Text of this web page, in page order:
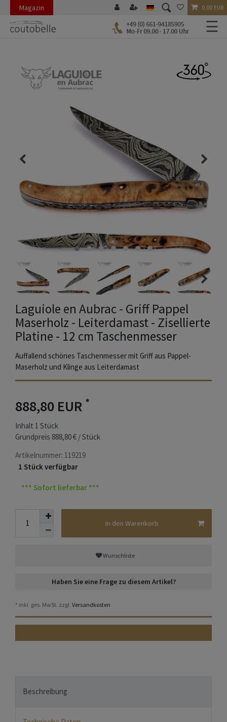
Magazin 0,00 EUR
☰
Laguiole en Aubrac - Griff Pappel
Maserholz - Leiterdamast - Zisellierte
Platine - 12 cm Taschenmesser
Auffallend schönes Taschenmesser mit Griff aus Pappel-
Maserholz und Klinge aus Leiterdamast
888,80 EUR *
Inhalt 1 Stück
Grundpreis 888,80 € / Stück
Artikelnummer: 119219
1 Stück verfügbar
*** Sofort lieferbar ***
In den Warenkorb
Wunschliste
Haben Sie eine Frage zu diesem Artikel?
* inkl. ges. MwSt. zzgl. Versandkosten
Beschreibung